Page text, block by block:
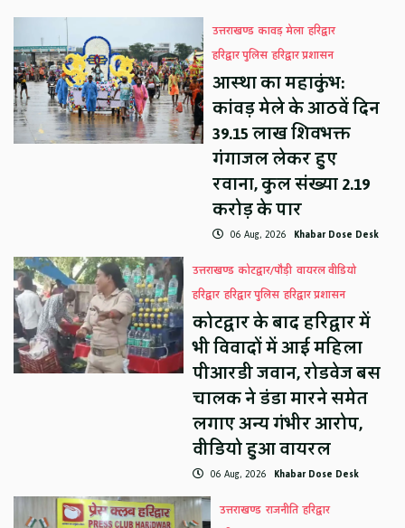
उत्तराखण्ड कावड़ मेला हरिद्वार
हरिद्वार पुलिस हरिद्वार प्रशासन
आस्था का महाकुंभ:
कांवड़ मेले के आठवें दिन
39.15 लाख शिवभक्त
गंगाजल लेकर हुए
रवाना, कुल संख्या 2.19
करोड़ के पार
06 Aug, 2026 Khabar Dose Desk
उत्तराखण्ड कोटद्वार/पौड़ी वायरल वीडियो
हरिद्वार हरिद्वार पुलिस हरिद्वार प्रशासन
कोटद्वार के बाद हरिद्वार में
भी विवादों में आई महिला
पीआरडी जवान, रोडवेज बस
चालक ने डंडा मारने समेत
लगाए अन्य गंभीर आरोप,
वीडियो हुआ वायरल
06 Aug, 2026 Khabar Dose Desk
उत्तराखण्ड राजनीति हरिद्वार